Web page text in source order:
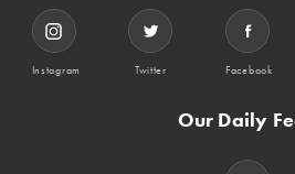
Instagram Twitter Facebook
Our Daily